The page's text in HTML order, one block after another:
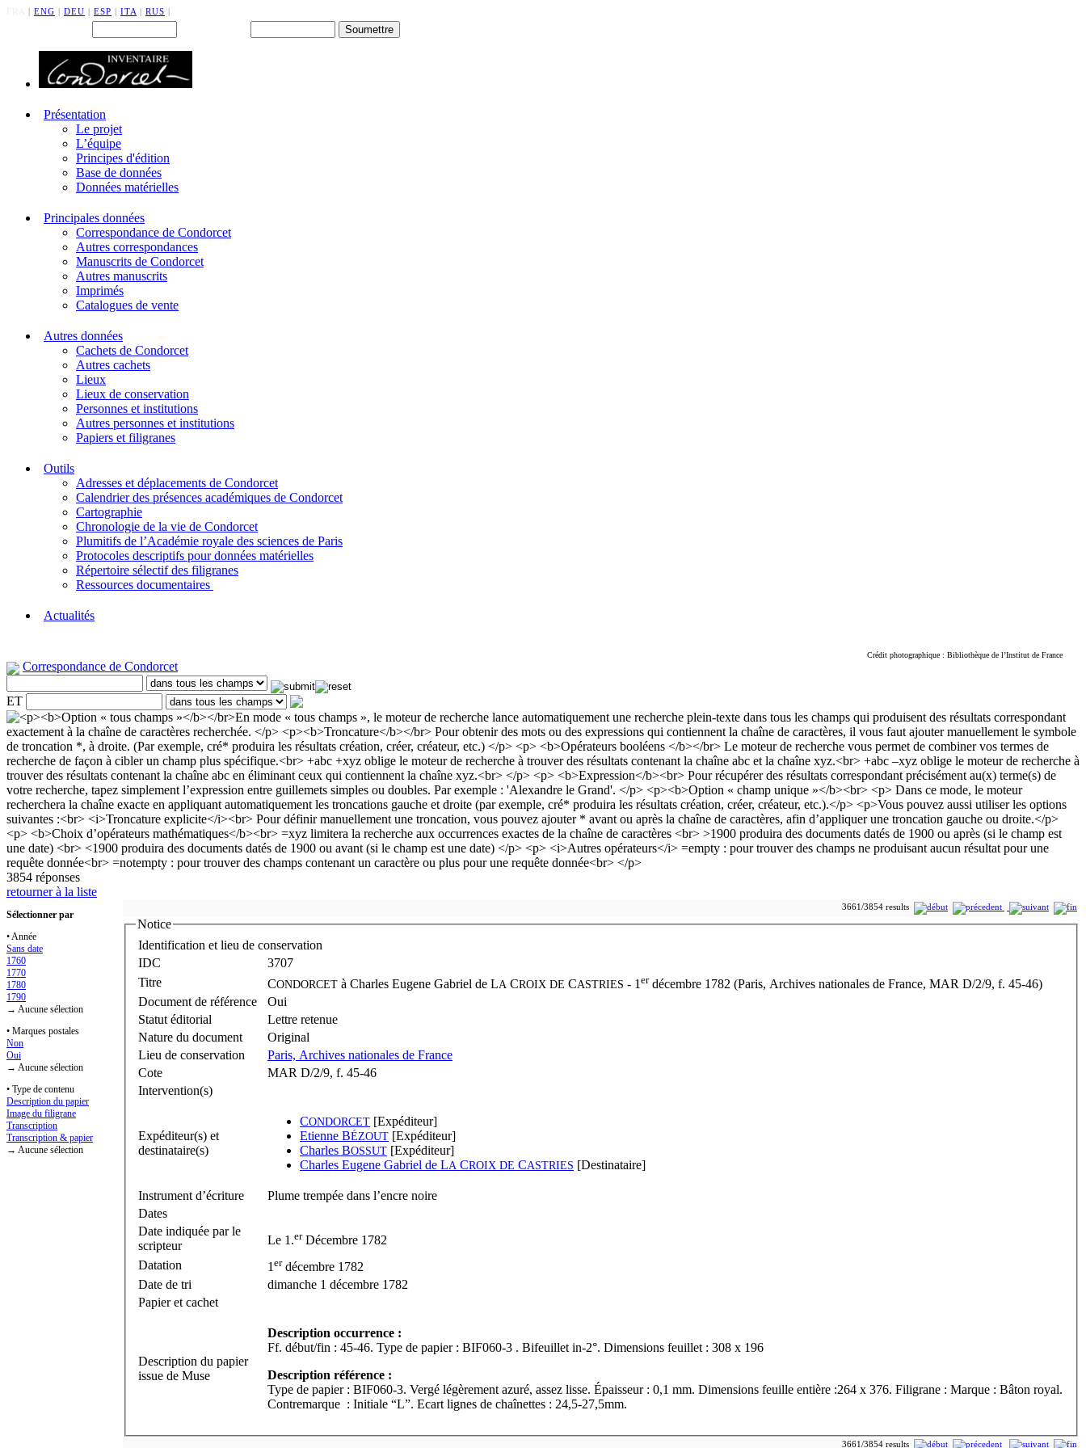
| ENG | DEU | ESP | ITA | RUS |
Présentation
Le projet
L’équipe
Principes d'édition
Base de données
Données matérielles
Principales données
Correspondance de Condorcet
Autres correspondances
Manuscrits de Condorcet
Autres manuscrits
Imprimés
Catalogues de vente
Autres données
Cachets de Condorcet
Autres cachets
Lieux
Lieux de conservation
Personnes et institutions
Autres personnes et institutions
Papiers et filigranes
Outils
Adresses et déplacements de Condorcet
Calendrier des présences académiques de Condorcet
Cartographie
Chronologie de la vie de Condorcet
Plumitifs de l’Académie royale des sciences de Paris
Protocoles descriptifs pour données matérielles
Répertoire sélectif des filigranes
Ressources documentaires
Actualités
Crédit photographique : Bibliothèque de l’Institut de France
Correspondance de Condorcet
ET
3854 réponses
retourner à la liste
Sélectionner par
• Année
Sans date
1760
1770
1780
1790
→ Aucune sélection
• Marques postales
Non
Oui
→ Aucune sélection
• Type de contenu
Description du papier
Image du filigrane
Transcription
Transcription & papier
→ Aucune sélection
3661/3854 results
Notice
Identification et lieu de conservation
IDC
3707
Titre
CONDORCET à Charles Eugene Gabriel de LA CROIX DE CASTRIES - 1 erdécembre 1782 (Paris, Archives nationales de France, MAR D/2/9, f. 45-46)
Document de référence
Oui
Statut éditorial
Lettre retenue
Nature du document
Original
Lieu de conservation
Paris, Archives nationales de France
Cote
MAR D/2/9, f. 45-46
Intervention(s)
Expéditeur(s) et
destinataire(s)
CONDORCET [Expéditeur]
Etienne BÉZOUT [Expéditeur]
Charles BOSSUT [Expéditeur]
Charles Eugene Gabriel de LA CROIX DE CASTRIES [Destinataire]
Instrument d’écriture
Plume trempée dans l’encre noire
Dates
Date indiquée par le
scripteur
Le 1.erDécembre 1782
Datation
1 erdécembre 1782
Date de tri
dimanche 1 décembre 1782
Papier et cachet
Description du papier
issue de Muse
Description occurrence :
Ff. début/fin : 45-46. Type de papier : BIF060-3 . Bifeuillet in-2°. Dimensions feuillet : 308 x 196
Description référence :
Type de papier : BIF060-3. Vergé légèrement azuré, assez lisse. Épaisseur : 0,1 mm. Dimensions feuille entière :264 x 376. Filigrane : Marque : Bâton royal.
Contremarque : Initiale “L”. Ecart lignes de chaînettes : 24,5-27,5mm.
3661/3854 results